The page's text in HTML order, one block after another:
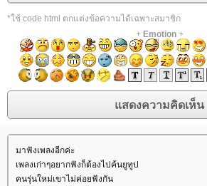
*ใช้ code html ตกแต่งข้อความได้เฉพาะสมาชิก
+ Emotion+
มาฟังเพลงอีกค่ะ
เพลงเก่าๆอยากฟังก็ต้องไปค้นยูทูป
คนรุ่นใหม่เขาไม่ค่อยฟังกัน